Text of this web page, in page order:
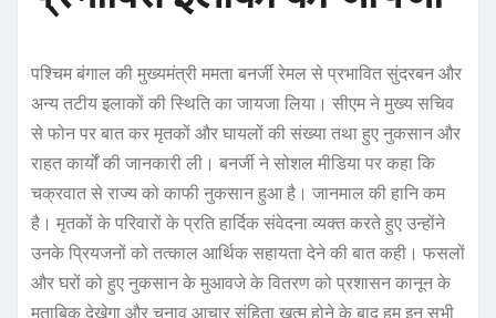
पश्चिम बंगाल की मुख्यमंत्री ममता बनर्जी रेमल से प्रभावित सुंदरबन और
अन्य तटीय इलाकों की स्थिति का जायजा लिया। सीएम ने मुख्य सचिव
से फोन पर बात कर मृतकों और घायलों की संख्या तथा हुए नुकसान और
राहत कार्यों की जानकारी ली। बनर्जी ने सोशल मीडिया पर कहा कि
चक्रवात से राज्य को काफी नुकसान हुआ है। जानमाल की हानि कम
है। मृतकों के परिवारों के प्रति हार्दिक संवेदना व्यक्त करते हुए उन्होंने
उनके प्रियजनों को तत्काल आर्थिक सहायता देने की बात कही। फसलों
और घरों को हुए नुकसान के मुआवजे के वितरण को प्रशासन कानून के
मुताबिक देखेगा और चुनाव आचार संहिता खत्म होने के बाद हम इन सभी